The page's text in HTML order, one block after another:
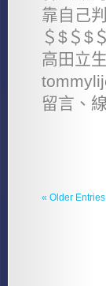
靠自己
＄$＄$
高田立
留言、
« Older Entries